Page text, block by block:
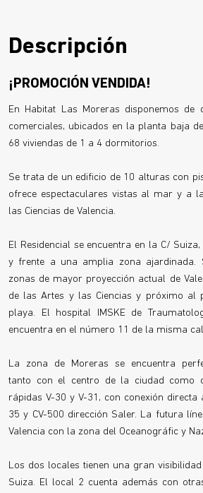
Descripción
¡PROMOCIÓN VENDIDA!
En Habitat Las Moreras disponemos de
comerciales, ubicados en la planta baja
68 viviendas de 1 a 4 dormitorios.
Se trata de un edificio de 10 alturas con
ofrece espectaculares vistas al mar y a
las Ciencias de Valencia.
El Residencial se encuentra en la C/
y frente a una amplia zona ajardinada.
zonas de mayor proyección actual de
de las Artes y las Ciencias y próximo al
playa. El hospital IMSKE de
encuentra en el número 11 de la misma
La zona de Moreras se encuentra
tanto con el centro de la ciudad como
rápidas V-30 y V-31, con conexión directa
35 y CV-500 dirección Saler. La futura
Valencia con la zona del Oceanográfic y
Los dos locales tienen una gran
Suiza. El local 2 cuenta además con